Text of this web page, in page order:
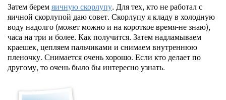
Затем беремяичную скорлупу. Для тех, кто не работал с
яичной скорлупой даю совет. Скорлупу я кладу в холодную
воду надолго (может можно и на короткое время-не знаю),
часа на три и более. Как получится. Затем надламываем
краешек, цепляем пальчиками и снимаем внутреннюю
пленочку. Снимается очень хорошо. Если кто делает по
другому, то очень было бы интересно узнать.